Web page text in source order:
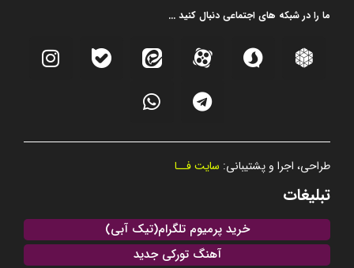
ما را در شبکه های اجتماعی دنبال کنید ...
طراحی، اجرا و پشتیبانی: سایت فــا
تبلیغات
خرید پرمیوم تلگرام(تیک آبی)
آهنگ تورکی جدید